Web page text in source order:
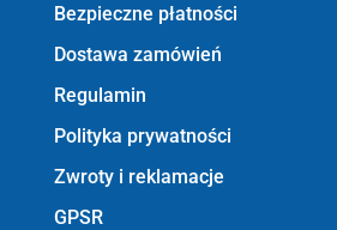
Bezpieczne płatności
Dostawa zamówień
Regulamin
Polityka prywatności
Zwroty i reklamacje
GPSR